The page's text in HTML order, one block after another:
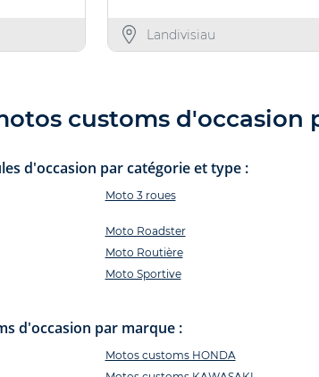
Landivisiau
customs d'occasion
d'occasion par catégorie et type :
Moto 3 roues
Moto Roadster
Moto Routière
Moto Sportive
d'occasion par marque :
Motos customs HONDA